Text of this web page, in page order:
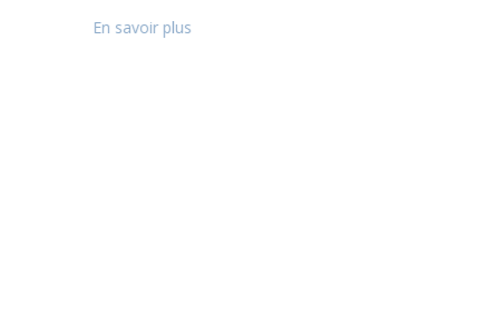
En savoir plus